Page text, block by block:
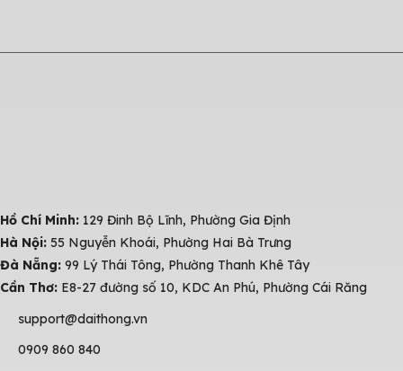
Hồ Chí Minh: 129 Đinh Bộ Lĩnh, Phường Gia Định
Hà Nội: 55 Nguyễn Khoái, Phường Hai Bà Trưng
Đà Nẵng: 99 Lý Thái Tông, Phường Thanh Khê Tây
Cần Thơ: E8-27 đường số 10, KDC An Phú, Phường Cái Răng
support@daithong.vn
0909 860 840